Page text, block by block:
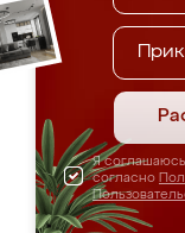
Я
согласно